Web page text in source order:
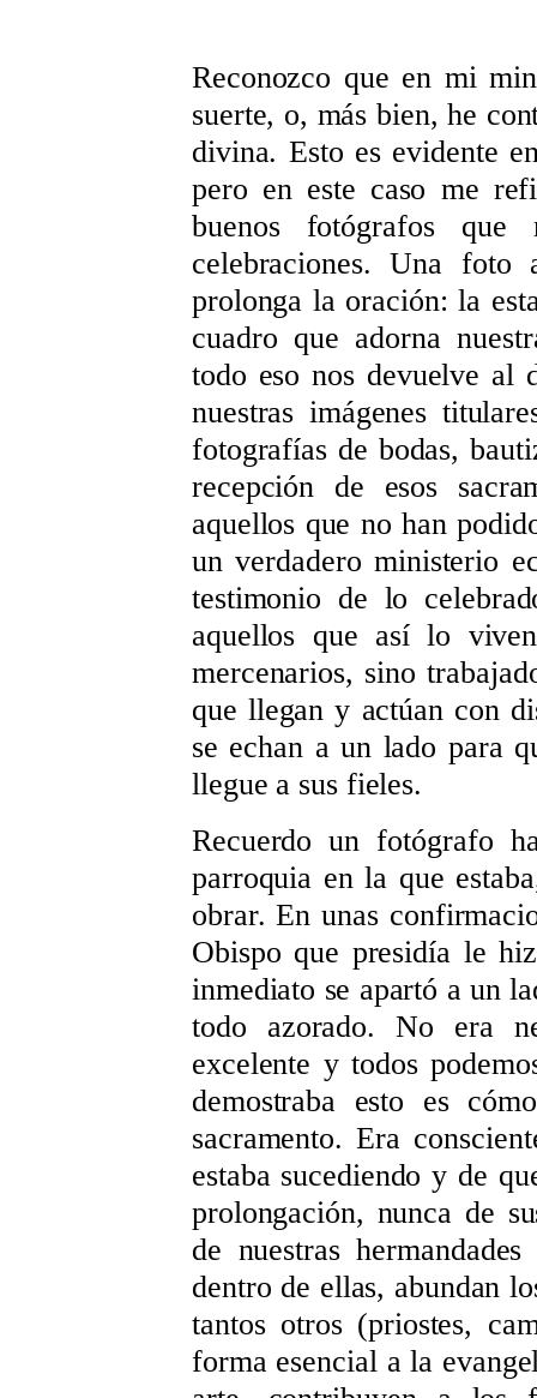
Reconozco que en mi
suerte, o, más bien, he
divina. Esto es evidente
pero en este caso me
buenos fotógrafos que
celebraciones. Una foto
prolonga la oración: la
cuadro que adorna
todo eso nos devuelve al
nuestras imágenes
fotografías de bodas,
recepción de esos
aquellos que no han
un verdadero ministerio
testimonio de lo
aquellos que así lo
mercenarios, sino
que llegan y actúan con
se echan a un lado para
llegue a sus fieles.
Recuerdo un fotógrafo
parroquia en la que
obrar. En unas
Obispo que presidía le
inmediato se apartó a un
todo azorado. No era
excelente y todos
demostraba esto es
sacramento. Era
estaba sucediendo y de
prolongación, nunca de
de nuestras
dentro de ellas, abundan
tantos otros (priostes,
forma esencial a la